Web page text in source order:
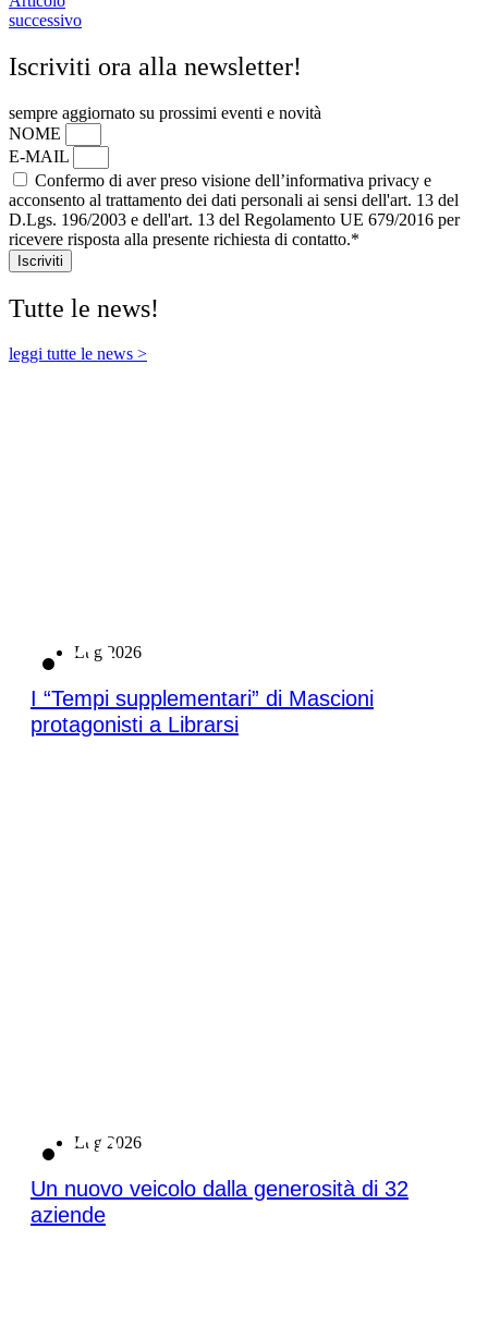
successivo
Iscriviti ora alla newsletter!
sempre aggiornato su prossimi eventi e novità
NOME
E-MAIL
Confermo di aver preso visione dell’informativa privacy e
acconsento al trattamento dei dati personali ai sensi dell'art. 13 del
D.Lgs. 196/2003 e dell'art. 13 del Regolamento UE 679/2016 per
ricevere risposta alla presente richiesta di contatto.*
Iscriviti
Tutte le news!
leggi tutte le news >
Lug 2026
21
I “Tempi supplementari” di Mascioni
protagonisti a Librarsi
Lug 2026
20
Un nuovo veicolo dalla generosità di 32
aziende